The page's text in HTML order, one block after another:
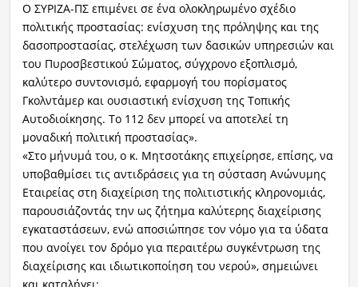
Ο ΣΥΡΙΖΑ-ΠΣ επιμένει σε ένα ολοκληρωμένο σχέδιο
πολιτικής προστασίας: ενίσχυση της πρόληψης και της
δασοπροστασίας, στελέχωση των δασικών υπηρεσιών και
του Πυροσβεστικού Σώματος, σύγχρονο εξοπλισμό,
καλύτερο συντονισμό, εφαρμογή του πορίσματος
Γκολντάμερ και ουσιαστική ενίσχυση της Τοπικής
Αυτοδιοίκησης. Το 112 δεν μπορεί να αποτελεί τη
μοναδική πολιτική προστασίας».
«Στο μήνυμά του, ο κ. Μητσοτάκης επιχείρησε, επίσης, να
υποβαθμίσει τις αντιδράσεις για τη σύσταση Ανώνυμης
Εταιρείας στη διαχείριση της πολιτιστικής κληρονομιάς,
παρουσιάζοντάς την ως ζήτημα καλύτερης διαχείρισης
εγκαταστάσεων, ενώ αποσιώπησε τον νόμο για τα ύδατα
που ανοίγει τον δρόμο για περαιτέρω συγκέντρωση της
διαχείρισης και ιδιωτικοποίηση του νερού», σημειώνει